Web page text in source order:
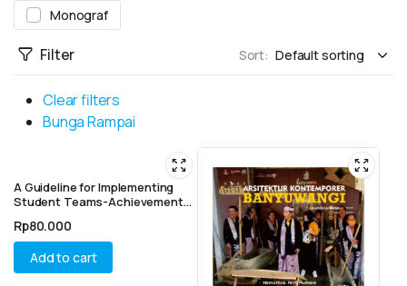
Monograf
Filter Sort:
Clear filters
Bunga Rampai
A Guideline for Implementing
Student Teams-Achievement
Interactive Speaking Learning
Rp80.000
Add to cart